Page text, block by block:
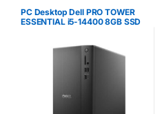
PC Desktop Dell PRO TOWER
ESSENTIAL i5-14400 8GB SSD